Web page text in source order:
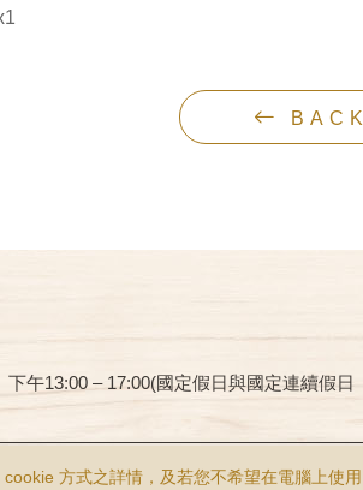
BACK
午13:00 – 17:00(國定假日與國定連續假日
者登錄字號：N-138925262-00000-8
方式之詳情，及若您不希望在電腦上使